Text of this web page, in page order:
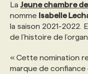
INITIATIVES
PRIX ET
TENDANCES
GEO/SEO
ANNONCEZ
PROFIL
FAQ
ANNONCEZ
PROFIL
ANNONCEZ
NOS
FORMATIONS
NOS
SERVICE DE
NOS TARIFS
NOS
La Jeune chambre
nomme Isabelle
la saison 2021-2022.
de l’histoire de
« Cette nomination
marque de confiance